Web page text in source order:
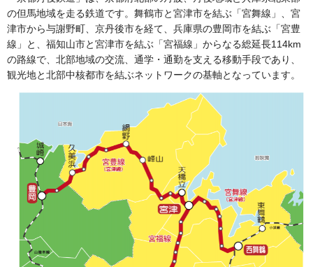
の但馬地域を走る鉄道です。舞鶴市と宮津市を結ぶ「宮舞線」、宮
津市から与謝野町、京丹後市を経て、兵庫県の豊岡市を結ぶ「宮豊
線」と、福知山市と宮津市を結ぶ「宮福線」からなる総延長114km
の路線で、北部地域の交流、通学・通勤を支える移動手段であり、
観光地と北部中核都市を結ぶネットワークの基軸となっています。